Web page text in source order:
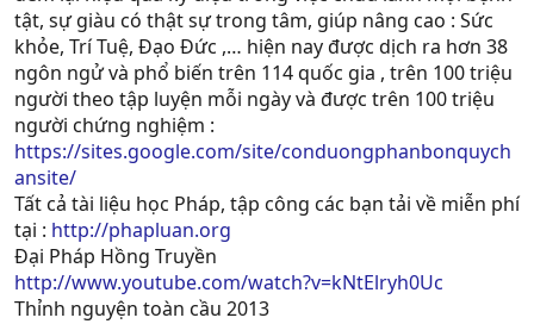
tật, sự giàu có thật sự trong tâm, giúp nâng cao : Sức
khỏe, Trí Tuệ, Ðạo Ðức ,… hiện nay được dịch ra hơn 38
ngôn ngử và phổ biến trên 114 quốc gia , trên 100 triệu
người theo tập luyện mỗi ngày và được trên 100 triệu
người chứng nghiệm :
https://sites.google.com/site/conduongphanbonquych
ansite/
Tất cả tài liệu học Pháp, tập công các bạn tải về miễn phí
tại : http://phapluan.org
Đại Pháp Hồng Truyền
http://www.youtube.com/watch?v=kNtElryh0Uc
Thỉnh nguyện toàn cầu 2013